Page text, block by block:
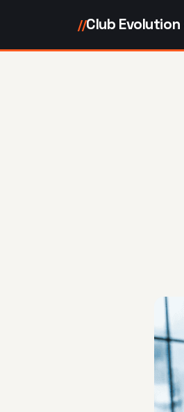
//Club Evolution